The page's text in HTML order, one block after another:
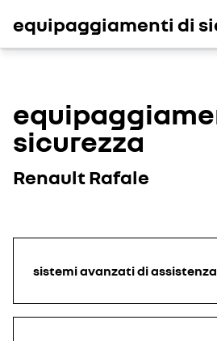
equipaggiamenti di
sicurezza
Renault Rafale
sistemi avanzati di